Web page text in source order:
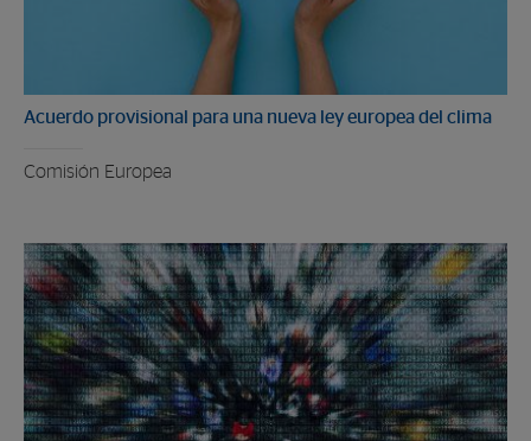
Acuerdo provisional para una nueva ley europea del clima
Comisión Europea